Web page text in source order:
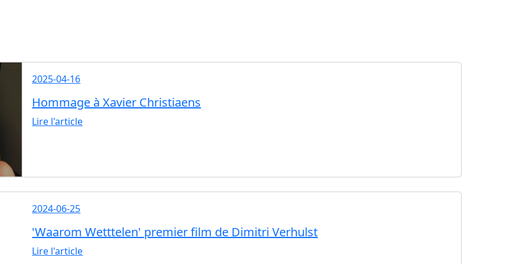
2025-04-16
Hommage à Xavier Christiaens
Lire l'article
2024-06-25
'Waarom Wetttelen' premier film de Dimitri Verhulst
Lire l'article